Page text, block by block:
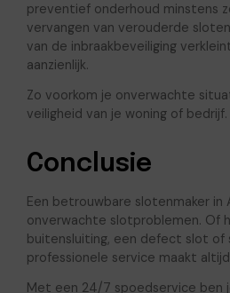
preventief onderhoud minstens
vervangen van verouderde
van de inbraakbeveiliging
aanzienlijk.
Zo voorkom je onverwachte
veiligheid van je woning of bedrijf.
Conclusie
Een betrouwbare slotenmaker in
onverwachte slotproblemen. Of
buitensluiting, een defect slot of
professionele service maakt
Met een 24/7 spoedservice ben